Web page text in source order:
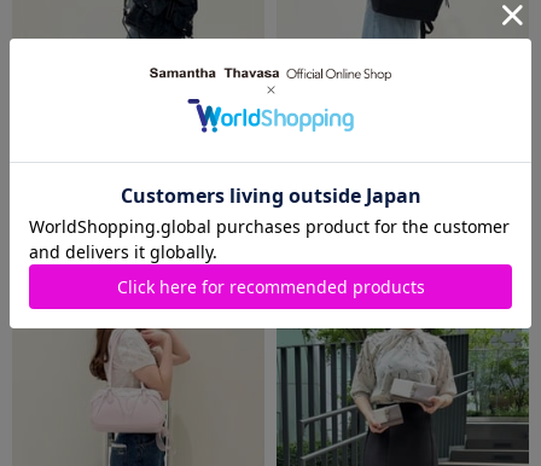
2026.08.09
Samantha Thavasa
2026.08.08
Samantha Thavasa